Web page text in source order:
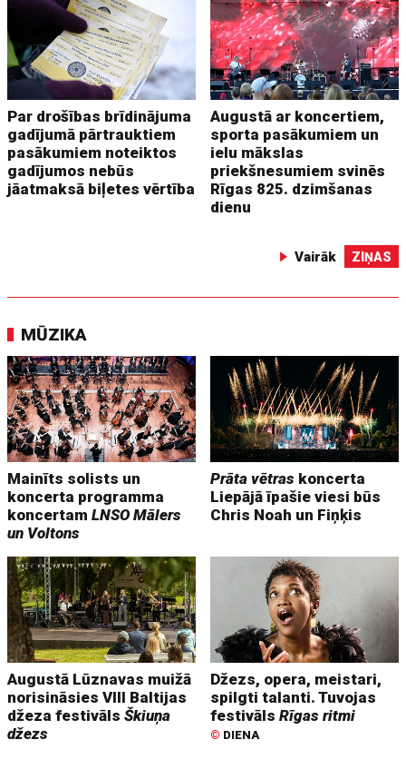
Par drošības brīdinājuma
gadījumā pārtrauktiem
pasākumiem noteiktos
gadījumos nebūs
jāatmaksā biļetes vērtība
Augustā ar koncertiem,
sporta pasākumiem un
ielu mākslas
priekšnesumiem svinēs
Rīgas 825. dzimšanas
dienu
Vairāk ZIŅAS
MŪZIKA
Mainīts solists un
koncerta programma
koncertamLNSO Mālers
un Voltons
Prāta vētras koncerta
Liepājā īpašie viesi būs
Chris Noah un Fiņķis
Augustā Lūznavas muižā
norisināsies VIII Baltijas
džeza festivālsŠkiuņa
džezs
Džezs, opera, meistari,
spilgti talanti. Tuvojas
festivālsRīgas ritmi
© DIENA